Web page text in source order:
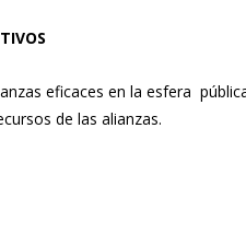
eficaces en la esfera
de las alianzas.